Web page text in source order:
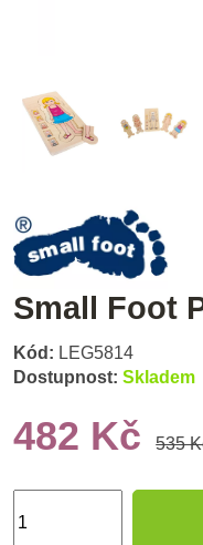
Small Foot
Kód: LEG5814
Dostupnost: Skladem
482 Kč 535